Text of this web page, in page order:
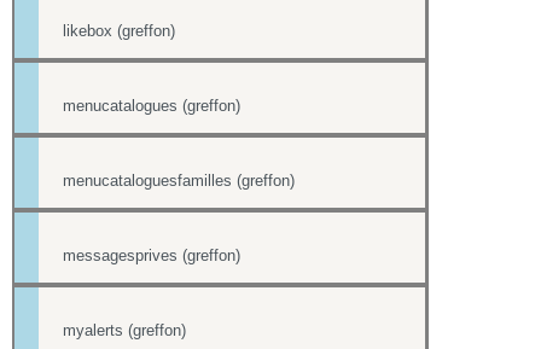
likebox (greffon)
menucatalogues (greffon)
menucataloguesfamilles (greffon)
messagesprives (greffon)
myalerts (greffon)